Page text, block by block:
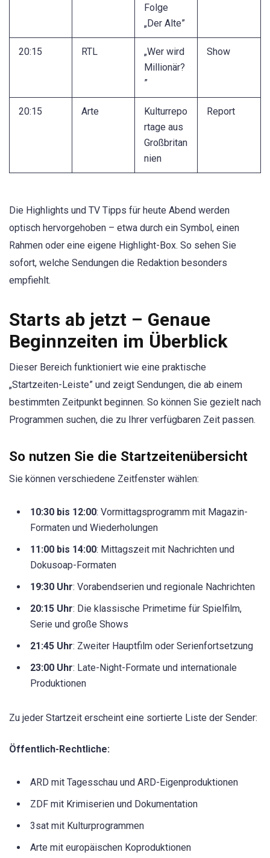
Folge
„Der Alte”
20:15 RTL
„Wer wird
Millionär?
”
Show
20:15 Arte
Kulturrepo
rtage aus
Großbritan
nien
Report
Die Highlights und TV Tipps für heute Abend werden
optisch hervorgehoben – etwa durch ein Symbol, einen
Rahmen oder eine eigene Highlight-Box. So sehen Sie
sofort, welche Sendungen die Redaktion besonders
empfiehlt.
Starts ab jetzt – Genaue
Beginnzeiten im Überblick
Dieser Bereich funktioniert wie eine praktische
„Startzeiten-Leiste” und zeigt Sendungen, die ab einem
bestimmten Zeitpunkt beginnen. So können Sie gezielt nach
Programmen suchen, die zu Ihrer verfügbaren Zeit passen.
So nutzen Sie die Startzeitenübersicht
Sie können verschiedene Zeitfenster wählen:
10:30 bis 12:00: Vormittagsprogramm mit Magazin-
Formaten und Wiederholungen
11:00 bis 14:00: Mittagszeit mit Nachrichten und
Dokusoap-Formaten
19:30 Uhr: Vorabendserien und regionale Nachrichten
20:15 Uhr: Die klassische Primetime für Spielfilm,
Serie und große Shows
21:45 Uhr: Zweiter Hauptfilm oder Serienfortsetzung
23:00 Uhr: Late-Night-Formate und internationale
Produktionen
Zu jeder Startzeit erscheint eine sortierte Liste der Sender:
Öffentlich-Rechtliche:
ARD mit Tagesschau und ARD-Eigenproduktionen
ZDF mit Krimiserien und Dokumentation
3sat mit Kulturprogrammen
Arte mit europäischen Koproduktionen